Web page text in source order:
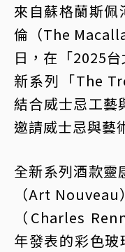
來自蘇格蘭斯佩
倫（The
日，在「2025
新系列「The
結合威士忌工藝
邀請威士忌與藝
全新系列酒款靈
（Art
（Charles
年發表的彩色